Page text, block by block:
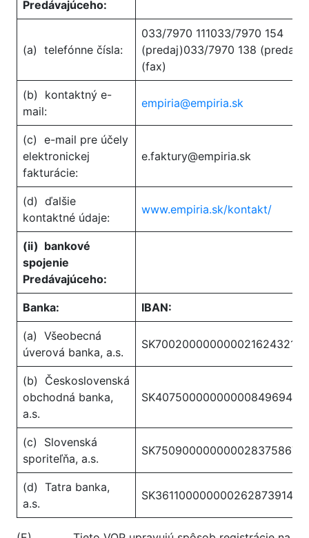
Predávajúceho:
(a) telefónne čísla:
033/7970 111033/7970 154
(predaj)033/7970 138
(fax)
(b) kontaktný e-
mail:
empiria@empiria.sk
(c) e-mail pre účely
elektronickej
fakturácie:
e.faktury@empiria.sk
(d) ďalšie
kontaktné údaje:
www.empiria.sk/kontakt/
(ii) bankové
spojenie
Predávajúceho:
Banka: IBAN:
(a) Všeobecná
úverová banka, a.s.
SK7002000000000216243212
(b) Československá
obchodná banka,
a.s.
SK4075000000000084969483
(c) Slovenská
sporiteľňa, a.s.
SK7509000000000283758670
(d) Tatra banka,
a.s.
SK3611000000002628739141